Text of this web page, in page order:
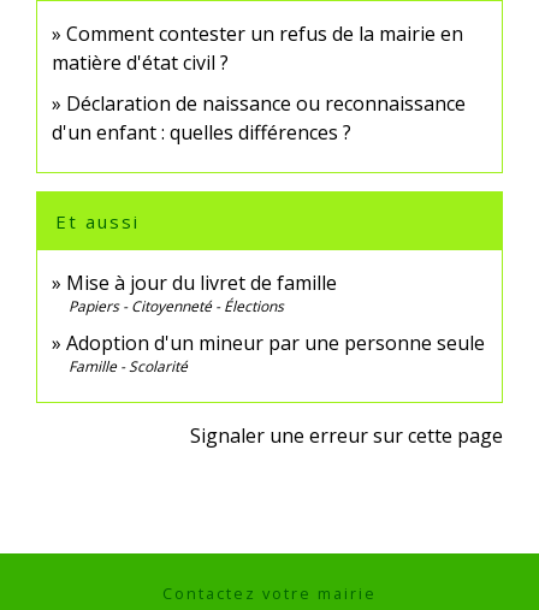
Comment contester un refus de la mairie en
matière d'état civil ?
Déclaration de naissance ou reconnaissance
d'un enfant : quelles différences ?
Et aussi
Mise à jour du livret de famille
Papiers - Citoyenneté - Élections
Adoption d'un mineur par une personne seule
Famille - Scolarité
Signaler une erreur sur cette page
Contactez votre mairie